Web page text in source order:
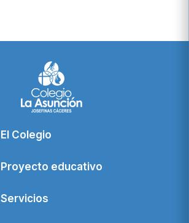
El Colegio
Proyecto educativo
Servicios